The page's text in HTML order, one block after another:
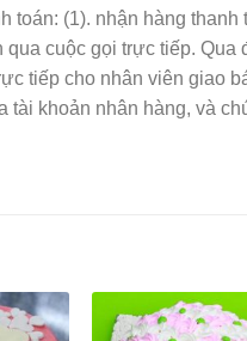
(1). nhận hàng thanh
cuộc gọi trực tiếp. Qua
tiếp cho nhân viên giao
khoản nhân hàng, và